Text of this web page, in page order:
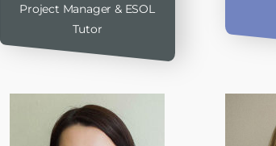
Project Manager & ESOL
Tutor